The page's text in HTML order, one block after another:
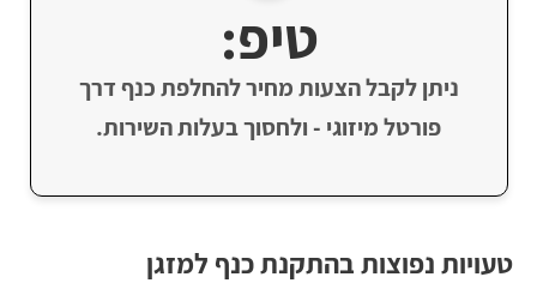
טיפ:
ניתן לקבל הצעות מחיר להחלפת כנף דרך
פורטל מיזוגי - ולחסוך בעלות השירות.
טעויות נפוצות בהתקנת כנף למזגן